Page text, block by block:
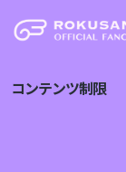
コンテンツ制限